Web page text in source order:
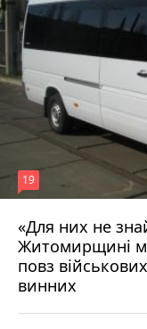
«Для них не
Житомирщині
повз
винних
19
17 липня 2026 р.